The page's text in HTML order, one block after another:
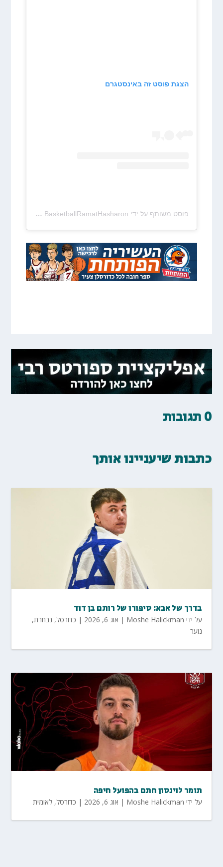
הצגת פוסט זה באינסטגרם
פוסט משותף על ידי ‏‎BasketballRamatHasharon‎‏ (@‏‎ramat_hasharon_basketball‎‏)
0 תגובות
כתבות שיעניינו אותך
בדרך של אבא: סיפורו של רותם בן דוד
על ידי Moshe Halickman
| אוג 6, 2026 | כדורסל, נבחרת,
נוער
תומר לוינסון חתם בהפועל חיפה
על ידי Moshe Halickman
| אוג 6, 2026 | כדורסל,לאומית